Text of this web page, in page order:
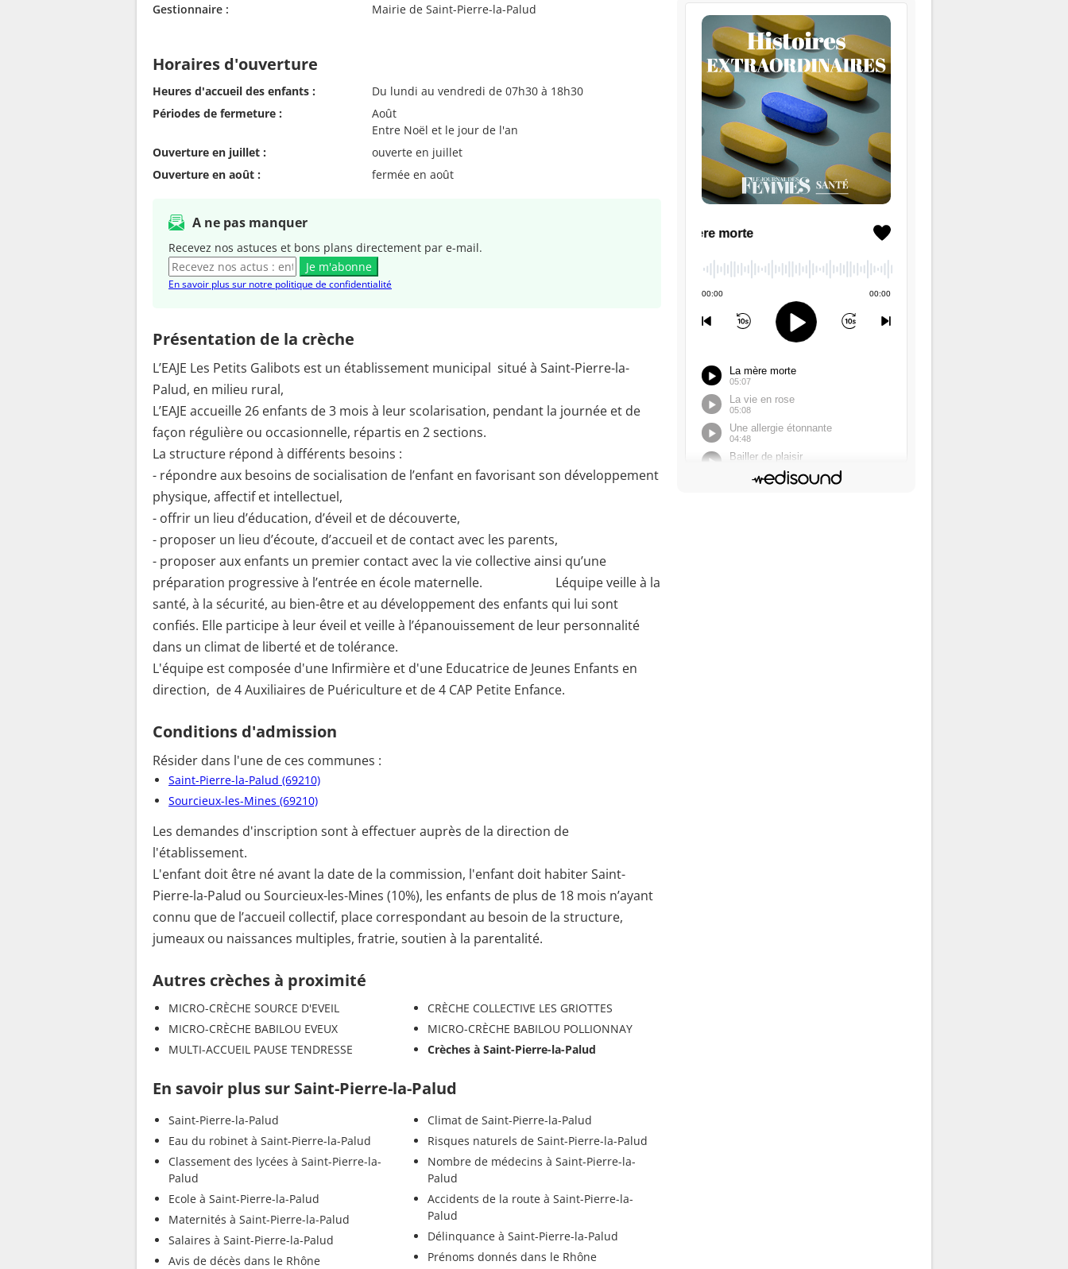
Gestionnaire :
Mairie de Saint-Pierre-la-Palud
Horaires d'ouverture
Heures d'accueil des enfants :
Du lundi au vendredi de 07h30 à 18h30
Périodes de fermeture :
Août
Entre Noël et le jour de l'an
Ouverture en juillet :
ouverte en juillet
Ouverture en août :
fermée en août
A ne pas manquer
Recevez nos astuces et bons plans directement par e-mail.
Je m'abonne
En savoir plus sur notre politique de confidentialité
Présentation de la crèche
L’EAJE Les Petits Galibots est un établissement municipal situé à Saint-Pierre-la-
Palud, en milieu rural,
L’EAJE accueille 26 enfants de 3 mois à leur scolarisation, pendant la journée et de
façon régulière ou occasionnelle, répartis en 2 sections.
La structure répond à différents besoins :
- répondre aux besoins de socialisation de l’enfant en favorisant son développement
physique, affectif et intellectuel,
- offrir un lieu d’éducation, d’éveil et de découverte,
- proposer un lieu d’écoute, d’accueil et de contact avec les parents,
- proposer aux enfants un premier contact avec la vie collective ainsi qu’une
préparation progressive à l’entrée en école maternelle. Léquipe veille à la
santé, à la sécurité, au bien-être et au développement des enfants qui lui sont
confiés. Elle participe à leur éveil et veille à l’épanouissement de leur personnalité
dans un climat de liberté et de tolérance.
L'équipe est composée d'une Infirmière et d'une Educatrice de Jeunes Enfants en
direction, de 4 Auxiliaires de Puériculture et de 4 CAP Petite Enfance.
Conditions d'admission
Résider dans l'une de ces communes :
Saint-Pierre-la-Palud (69210)
Sourcieux-les-Mines (69210)
Les demandes d'inscription sont à effectuer auprès de la direction de
l'établissement.
L'enfant doit être né avant la date de la commission, l'enfant doit habiter Saint-
Pierre-la-Palud ou Sourcieux-les-Mines (10%), les enfants de plus de 18 mois n’ayant
connu que de l’accueil collectif, place correspondant au besoin de la structure,
jumeaux ou naissances multiples, fratrie, soutien à la parentalité.
Autres crèches à proximité
MICRO-CRÈCHE SOURCE D'EVEIL
MICRO-CRÈCHE BABILOU EVEUX
MULTI-ACCUEIL PAUSE TENDRESSE
CRÈCHE COLLECTIVE LES GRIOTTES
MICRO-CRÈCHE BABILOU POLLIONNAY
Crèches à Saint-Pierre-la-Palud
En savoir plus sur Saint-Pierre-la-Palud
Saint-Pierre-la-Palud
Eau du robinet à Saint-Pierre-la-Palud
Classement des lycées à Saint-Pierre-la-
Palud
Ecole à Saint-Pierre-la-Palud
Maternités à Saint-Pierre-la-Palud
Salaires à Saint-Pierre-la-Palud
Avis de décès dans le Rhône
Climat de Saint-Pierre-la-Palud
Risques naturels de Saint-Pierre-la-Palud
Nombre de médecins à Saint-Pierre-la-
Palud
Accidents de la route à Saint-Pierre-la-
Palud
Délinquance à Saint-Pierre-la-Palud
Prénoms donnés dans le Rhône